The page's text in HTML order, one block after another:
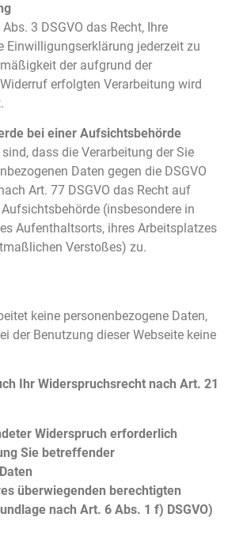
3 DSGVO das Recht, Ihre
Einwilligungserklärung jederzeit zu
der aufgrund der
erfolgten Verarbeitung wird
bei einer Aufsichtsbehörde
dass die Verarbeitung der Sie
Daten gegen die DSGVO
Art. 77 DSGVO das Recht auf
(insbesondere in
Aufenthaltsorts, ihres Arbeitsplatzes
Verstoßes) zu.
keine personenbezogene Daten,
der Benutzung dieser Webseite keine
Ihr Widerspruchsrecht nach Art. 21
Widerspruch erforderlich
Sie betreffender
überwiegenden berechtigten
nach Art. 6 Abs. 1 f) DSGVO)